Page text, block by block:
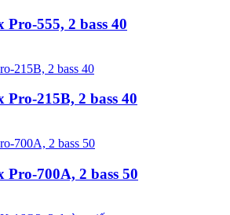
555, 2 bass 40
215B, 2 bass 40
Pro-700A, 2 bass 50